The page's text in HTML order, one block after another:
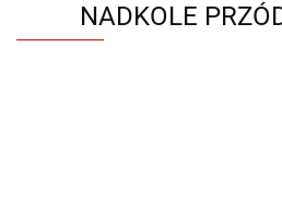
NADKOLE